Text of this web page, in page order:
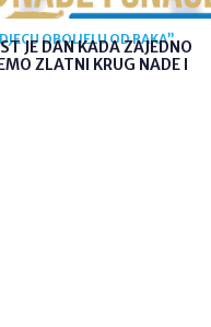
OBOLJELU OD RAKA”
JE DAN KADA ZAJEDNO
ZLATNI KRUG NADE I